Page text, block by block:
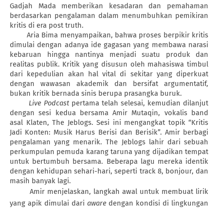
Gadjah Mada memberikan kesadaran dan pemahaman
berdasarkan pengalaman dalam menumbuhkan pemikiran
kritis di era post truth.
Aria Bima menyampaikan, bahwa proses berpikir kritis
dimulai dengan adanya ide gagasan yang membawa narasi
kebaruan hingga nantinya menjadi suatu produk dan
realitas publik. Kritik yang disusun oleh mahasiswa timbul
dari kepedulian akan hal vital di sekitar yang diperkuat
dengan wawasan akademik dan bersifat argumentatif,
bukan kritik bernada sinis berupa prasangka buruk.
Live Podcast pertama telah selesai, kemudian dilanjut
dengan sesi kedua bersama Amir Mutaqin, vokalis band
asal Klaten, The Jeblogs. Sesi ini mengangkat topik “Kritis
Jadi Konten: Musik Harus Berisi dan Berisik”. Amir berbagi
pengalaman yang menarik. The Jeblogs lahir dari sebuah
perkumpulan pemuda karang taruna yang dijadikan tempat
untuk bertumbuh bersama. Beberapa lagu mereka identik
dengan kehidupan sehari-hari, seperti track 8, bonjour, dan
masih banyak lagi.
Amir menjelaskan, langkah awal untuk membuat lirik
yang apik dimulai dari aware dengan kondisi di lingkungan